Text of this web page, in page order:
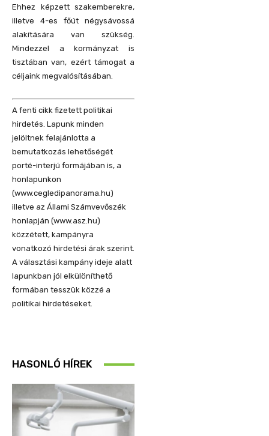
Ehhez képzett szakemberekre,
illetve 4-es főút négysávossá
alakítására van szükség.
Mindezzel a kormányzat is
tisztában van, ezért támogat a
céljaink megvalósításában.
A fenti cikk fizetett politikai
hirdetés. Lapunk minden
jelöltnek felajánlotta a
bemutatkozás lehetőségét
porté-interjú formájában is, a
honlapunkon
(www.cegledipanorama.hu)
illetve az Állami Számvevőszék
honlapján (www.asz.hu)
közzétett, kampányra
vonatkozó hirdetési árak szerint.
A választási kampány ideje alatt
lapunkban jól elkülöníthető
formában tesszük közzé a
politikai hirdetéseket.
HASONLÓ HÍREK